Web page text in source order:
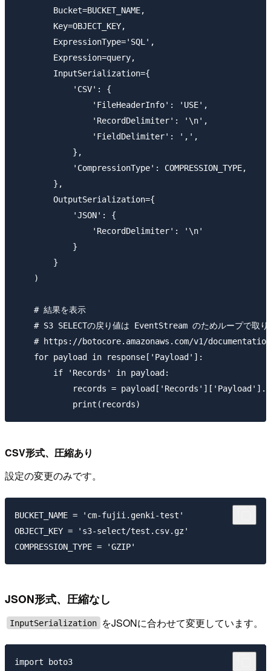
        Bucket=BUCKET_NAME,
        Key=OBJECT_KEY,
        ExpressionType='SQL',
        Expression=query,
        InputSerialization={
            'CSV': {
                'FileHeaderInfo': 'USE',
                'RecordDelimiter': '\n',
                'FieldDelimiter': ',',
            },
            'CompressionType': COMPRESSION_TYPE,
        },
        OutputSerialization={
            'JSON': {
                'RecordDelimiter': '\n'
            }
        }
    )
    # 結果を表示
# S3 SELECTの戻り値は EventStream のためループで取り
# https://botocore.amazonaws.com/v1/
    for payload in response['Payload']:
        if 'Records' in payload:
records =
CSV形式、圧縮あり
設定の変更のみです。
BUCKET_NAME = 'cm-fujii.genki-test'
OBJECT_KEY = 's3-select/test.csv.gz'
JSON形式、圧縮なし
InputSerialization をJSONに合わせて変更しています。
import boto3